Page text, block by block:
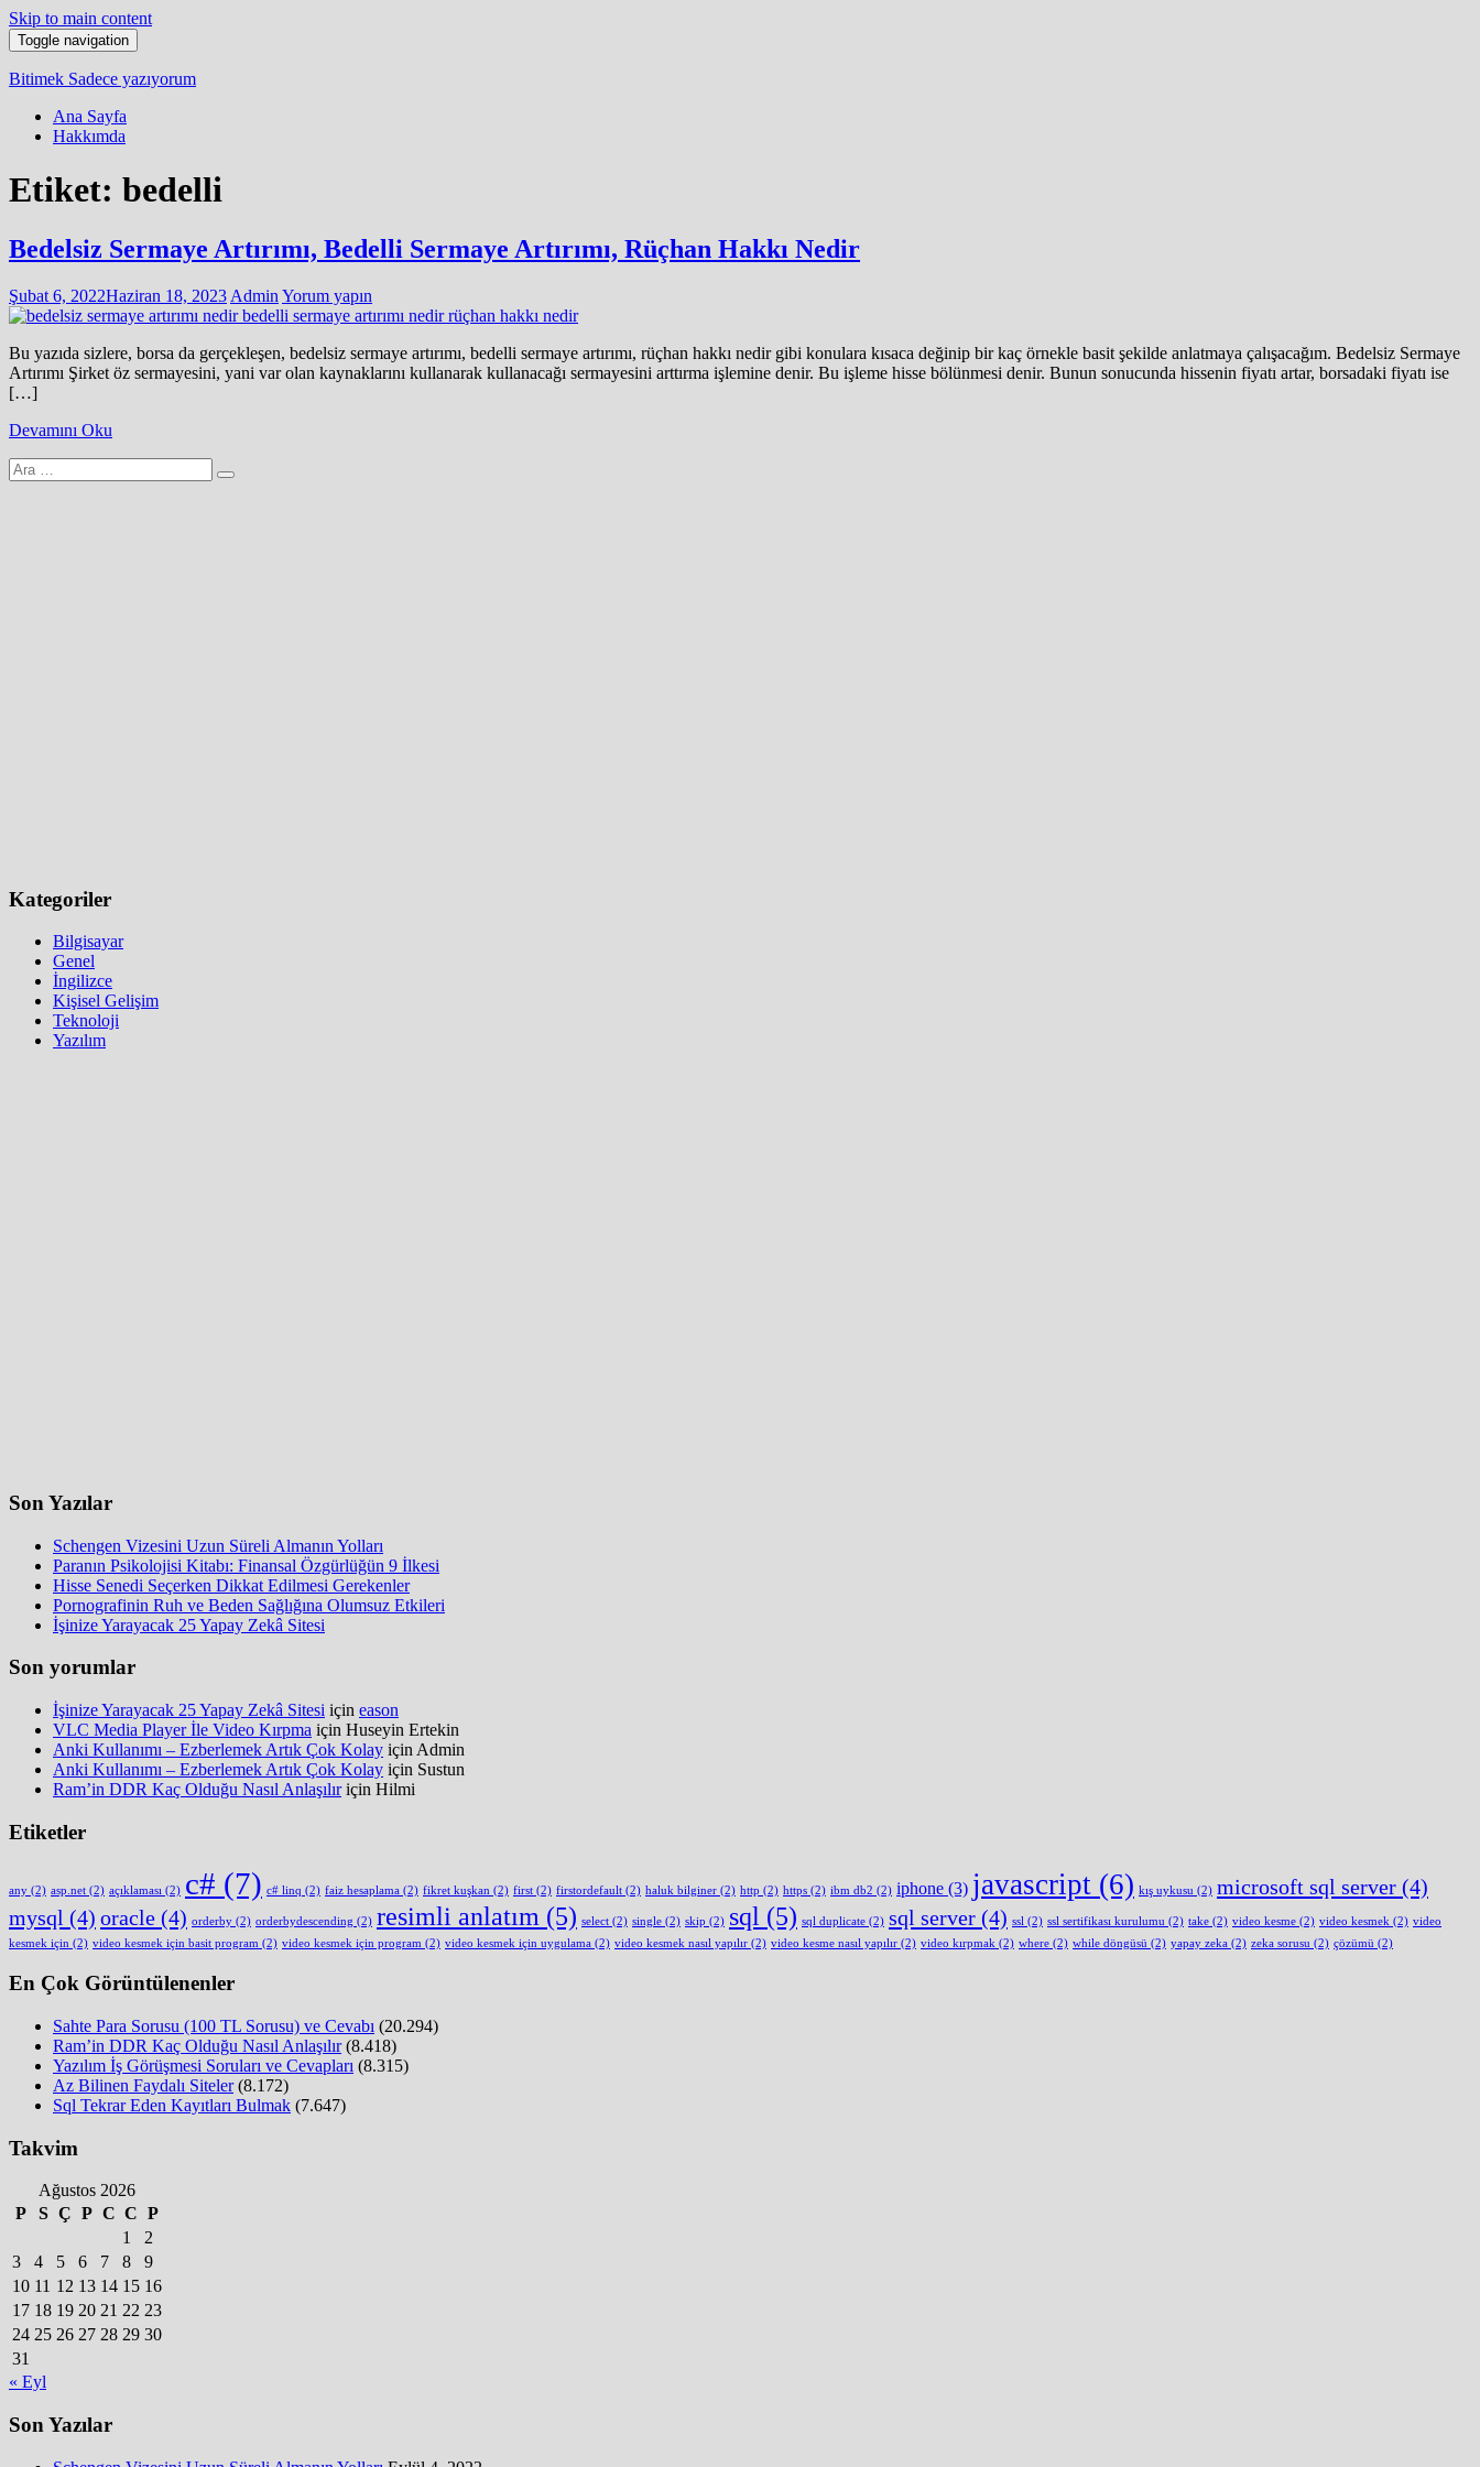
Skip to main content
Toggle navigation
Bitimek Sadece yazıyorum
Ana Sayfa
Hakkımda
Etiket: bedelli
Bedelsiz Sermaye Artırımı, Bedelli Sermaye Artırımı, Rüçhan Hakkı Nedir
Şubat 6, 2022Haziran 18, 2023 Admin Yorum yapın
Bu yazıda sizlere, borsa da gerçekleşen, bedelsiz sermaye artırımı, bedelli sermaye artırımı, rüçhan hakkı nedir gibi konulara kısaca değinip bir kaç örnekle basit şekilde anlatmaya çalışacağım. Bedelsiz Sermaye
Artırımı Şirket öz sermayesini, yani var olan kaynaklarını kullanarak kullanacağı sermayesini arttırma işlemine denir. Bu işleme hisse bölünmesi denir. Bunun sonucunda hissenin fiyatı artar, borsadaki fiyatı ise
[…]
Devamını Oku
Arama
yap:
Kategoriler
Bilgisayar
Genel
İngilizce
Kişisel Gelişim
Teknoloji
Yazılım
Son Yazılar
Schengen Vizesini Uzun Süreli Almanın Yolları
Paranın Psikolojisi Kitabı: Finansal Özgürlüğün 9 İlkesi
Hisse Senedi Seçerken Dikkat Edilmesi Gerekenler
Pornografinin Ruh ve Beden Sağlığına Olumsuz Etkileri
İşinize Yarayacak 25 Yapay Zekâ Sitesi
Son yorumlar
İşinize Yarayacak 25 Yapay Zekâ Sitesi için eason
VLC Media Player İle Video Kırpma için Huseyin Ertekin
Anki Kullanımı – Ezberlemek Artık Çok Kolay için Admin
Anki Kullanımı – Ezberlemek Artık Çok Kolay için Sustun
Ram’in DDR Kaç Olduğu Nasıl Anlaşılıriçin Hilmi
Etiketler
any (2) asp.net (2) açıklaması (2) c# (7) c# linq (2) faiz hesaplama (2) fikret kuşkan (2) first (2) firstordefault (2) haluk bilginer (2) http (2) https (2) ibm db2 (2) iphone (3) javascript (6) kış uykusu (2) microsoft sql server (4)
mysql (4) oracle (4) orderby (2) orderbydescending (2) resimli anlatım (5) select (2) single (2) skip (2) sql (5) sql duplicate (2) sql server (4) ssl (2) ssl sertifikası kurulumu (2) take (2) video kesme (2) video kesmek (2) video
kesmek için (2) video kesmek için basit program (2) video kesmek için program (2) video kesmek için uygulama (2) video kesmek nasıl yapılır (2) video kesme nasıl yapılır (2) video kırpmak (2) where (2) while döngüsü (2) yapay zeka (2) zeka sorusu (2) çözümü (2)
En Çok Görüntülenenler
Sahte Para Sorusu (100 TL Sorusu) ve Cevabı (20.294)
Ram’in DDR Kaç Olduğu Nasıl Anlaşılır (8.418)
Yazılım İş Görüşmesi Soruları ve Cevapları (8.315)
Az Bilinen Faydalı Siteler (8.172)
Sql Tekrar Eden Kayıtları Bulmak (7.647)
Takvim
Ağustos 2026
P
S Ç P C C P
1
2
3
4 5 6 7 8
9
10 11 12 13 14 15 16
17 18 19 20 21 22 23
24 25 26 27 28 29 30
31
« Eyl
Son Yazılar